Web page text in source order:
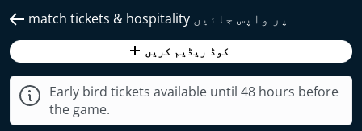
match tickets & hospitality پر واپس جائیں
کوڈ ریڈیم کریں
Early bird tickets available until 48 hours before
the game.